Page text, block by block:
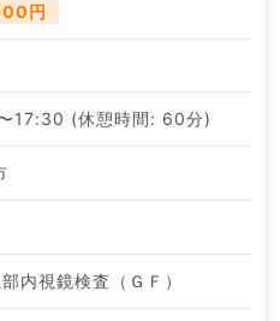
円
17:30 (休憩時間: 60分)
内視鏡検査（ＧＦ）